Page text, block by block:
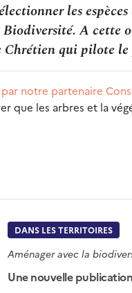
les
Biodiversité. A
qui pilote
par notre partenaire
que les arbres et la
DANS LES TERRITOIRES
Aménager avec la
Une nouvelle